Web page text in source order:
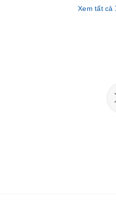
Xem tất cả